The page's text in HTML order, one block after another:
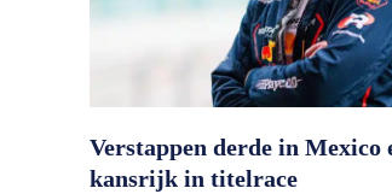
Verstappen derde in
kansrijk in titelrace